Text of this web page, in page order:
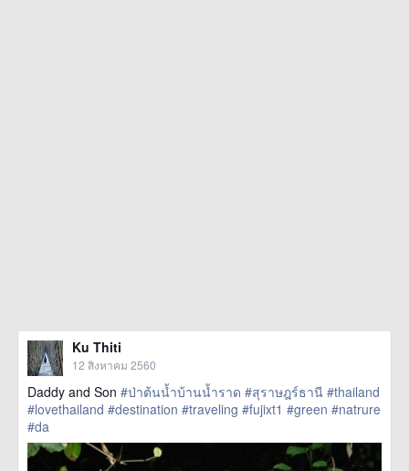
Ku Thiti
12 สิงหาคม 2560
Daddy and Son #ป่าต้นน้ำบ้านน้ำราด #สุราษฎร์ธานี #thailand
#lovethailand #destination #traveling #fujixt1 #green #natrure
#da
href=https://m.thetrippacker.com/th/image/location/208590>
more